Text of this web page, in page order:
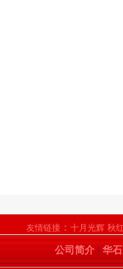
友情链接 ： 十月光辉 秋
公司简介 华